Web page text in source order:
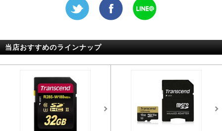
当店おすすめのラインナップ